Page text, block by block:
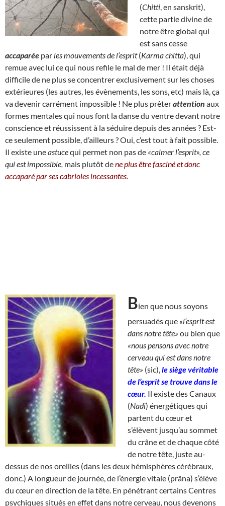
(Chitti , en sanskrit),
cette partie divine de
notre être global qui
est sans cesse
accaparée par les mouvements de l’esprit(Karma chitta), qui
remue avec lui ce qui nous refile le mal de mer ! Il était déjà
difficile de ne plus se concentrer exclusivement sur les choses
extérieures (les autres, les évènements, les sons, etc) mais là, ça
va devenir carrément impossible ! Ne plus prêterattention aux
formes mentales qui nous font la danse du ventre devant notre
conscience et réussissent à la séduire depuis des années ? Est-
ce seulement possible, d’ailleurs ? Oui, c’est tout à fait possible.
Il existe uneastucequi permet non pas de «calmer l’esprit», ce
qui est impossible, mais plutôt dene plus être fasciné et donc
accaparé par ses cabrioles incessantes.
Bien que nous soyons
persuadés que «l’esprit est
dans notre tête» ou bien que
«nous pensons avec notre
cerveau qui est dans notre
tête» (sic), le siège véritable
de l’esprit se trouve dans le
cœur. Il existe des Canaux
(Nadi) énergétiques qui
partent du cœur et
s’élèvent jusqu’au sommet
du crâne et de chaque côté
de notre tête, juste au-
dessus de nos oreilles (dans les deux hémisphères cérébraux,
donc.) A longueur de journée, de l’énergie vitale (prâna) s’élève
du cœur en direction de la tête. En pénétrant certains Centres
psychiques situés en effet dans notre cerveau, nous devenons